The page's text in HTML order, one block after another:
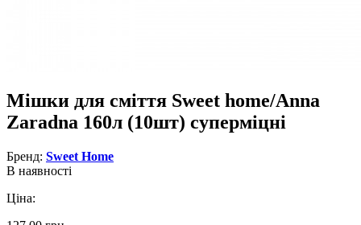
Мішки для сміття Sweet home/Anna
Zaradna 160л (10шт) суперміцні
Бренд: Sweet Home
В наявності
Ціна: